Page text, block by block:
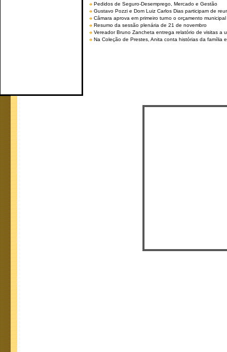
Pedidos de Seguro-Desemprego, Mercado e Gestão
Gustavo Pozzi e Dom Luiz Carlos Dias participam de
Câmara aprova em primeiro turno o orçamento
Resumo da sessão plenária de 21 de novembro
Vereador Bruno Zancheta entrega relatório de visitas a
Na Coleção de Prestes, Anita conta histórias da família